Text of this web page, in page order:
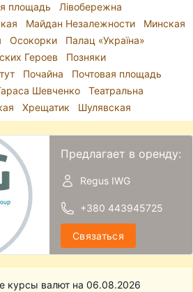
площадь
Лівобережна
Майдан Незалежности
Минская
Осокорки
Палац «Україна»
Героев
Позняки
Почайна
Почтовая площадь
Шевченко
Театральна
Хрещатик Шулявская
Предлагает в оренду:
Regus IWG
+380 443945725
Связаться
курсы валют на 06.08.2026